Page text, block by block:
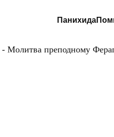
Панихида
- Молитва преподному